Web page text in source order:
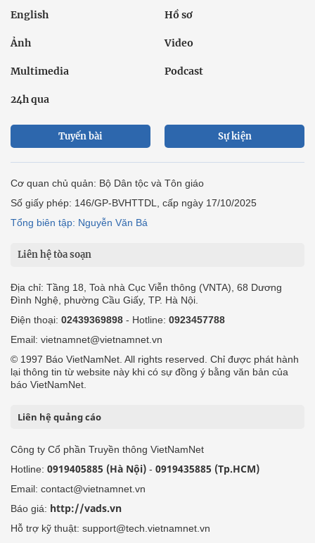
English Hồ sơ
Ảnh Video
Multimedia Podcast
24h qua
Tuyến bài Sự kiện
Cơ quan chủ quản: Bộ Dân tộc và Tôn giáo
Số giấy phép: 146/GP-BVHTTDL, cấp ngày 17/10/2025
Tổng biên tập: Nguyễn Văn Bá
Liên hệ tòa soạn
Địa chỉ: Tầng 18, Toà nhà Cục Viễn thông (VNTA), 68 Dương
Đình Nghệ, phường Cầu Giấy, TP. Hà Nội.
Điện thoại: 02439369898 - Hotline: 0923457788
Email: vietnamnet@vietnamnet.vn
© 1997 Báo VietNamNet. All rights reserved. Chỉ được phát hành
lại thông tin từ website này khi có sự đồng ý bằng văn bản của
báo VietNamNet.
Liên hệ quảng cáo
Công ty Cổ phần Truyền thông VietNamNet
Hotline: 0919405885 (Hà Nội) - 0919435885 (Tp.HCM)
Email: contact@vietnamnet.vn
Báo giá: http://vads.vn
Hỗ trợ kỹ thuật: support@tech.vietnamnet.vn